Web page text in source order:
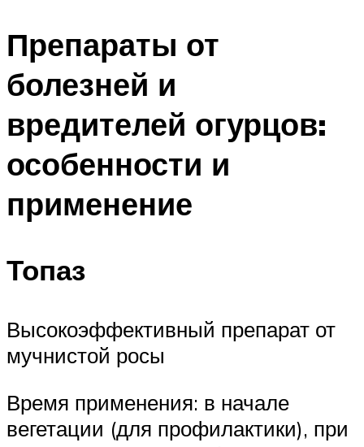
Препараты от
болезней и
вредителей огурцов:
особенности и
применение
Топаз
Высокоэффективный препарат от
мучнистой росы
Время применения: в начале
вегетации (для профилактики), при